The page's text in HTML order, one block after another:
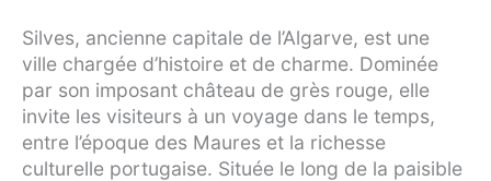
Silves, ancienne capitale de l’Algarve, est une
ville chargée d’histoire et de charme. Dominée
par son imposant château de grès rouge, elle
invite les visiteurs à un voyage dans le temps,
entre l’époque des Maures et la richesse
culturelle portugaise. Située le long de la paisible